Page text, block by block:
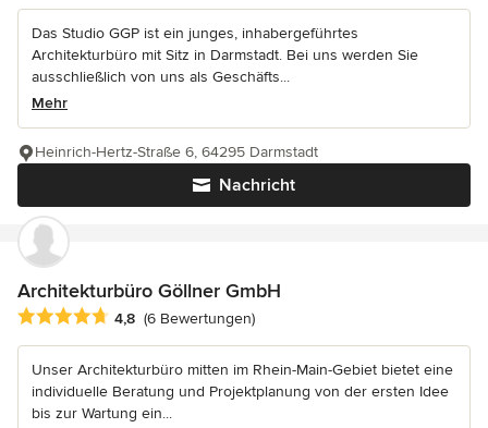
Das Studio GGP ist ein junges, inhabergeführtes
Architekturbüro mit Sitz in Darmstadt. Bei uns werden Sie
ausschließlich von uns als Geschäfts...
Mehr
Nachricht
Heinrich-Hertz-Straße 6, 64295 Darmstadt
Architekturbüro Göllner GmbH
Durchschnittliche Bewertung: 4.8 von 5 Sternen
4,8 (6 Bewertungen)
Unser Architekturbüro mitten im Rhein-Main-Gebiet bietet eine
individuelle Beratung und Projektplanung von der ersten Idee
bis zur Wartung ein...